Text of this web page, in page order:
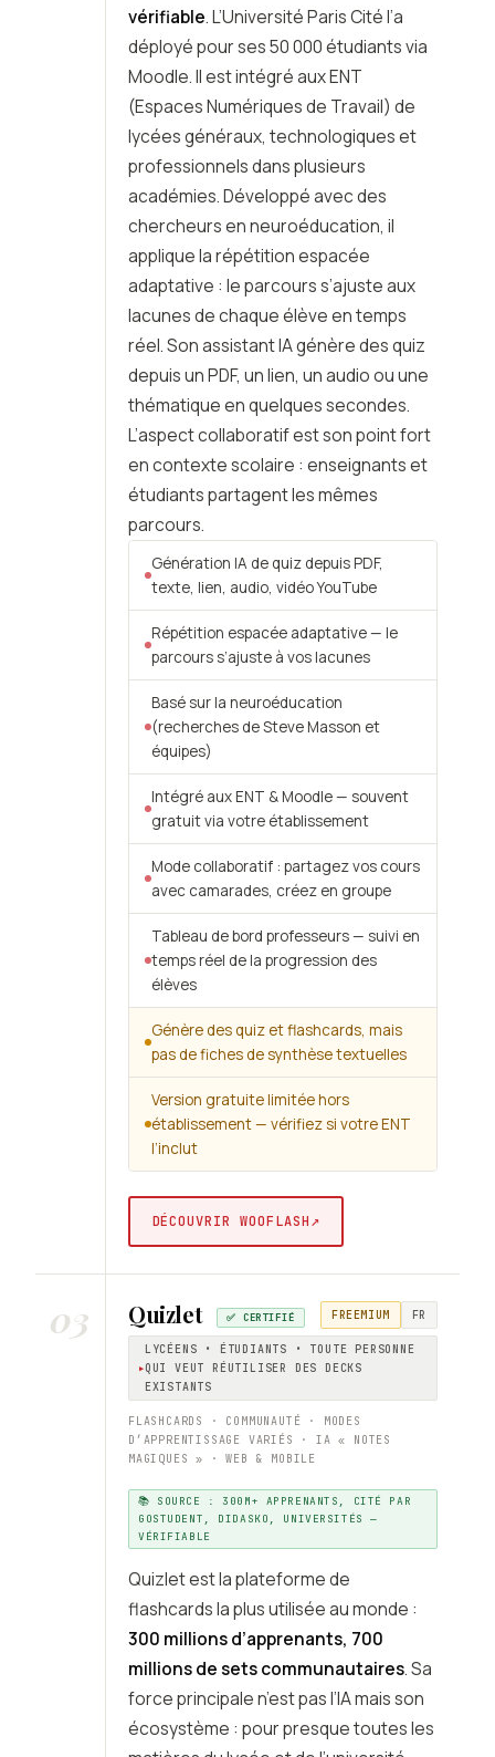
vérifiable. L’Université Paris Cité l’a
déployé pour ses 50 000 étudiants via
Moodle. Il est intégré aux ENT
(Espaces Numériques de Travail) de
lycées généraux, technologiques et
professionnels dans plusieurs
académies. Développé avec des
chercheurs en neuroéducation, il
applique la répétition espacée
adaptative : le parcours s’ajuste aux
lacunes de chaque élève en temps
réel. Son assistant IA génère des quiz
depuis un PDF, un lien, un audio ou une
thématique en quelques secondes.
L’aspect collaboratif est son point fort
en contexte scolaire : enseignants et
étudiants partagent les mêmes
parcours.
Génération IA de quiz depuis PDF,
texte, lien, audio, vidéo YouTube
Répétition espacée adaptative — le
parcours s’ajuste à vos lacunes
Basé sur la neuroéducation
(recherches de Steve Masson et
équipes)
Intégré aux ENT & Moodle — souvent
gratuit via votre établissement
Mode collaboratif : partagez vos cours
avec camarades, créez en groupe
Tableau de bord professeurs — suivi en
temps réel de la progression des
élèves
Génère des quiz et flashcards, mais
pas de fiches de synthèse textuelles
Version gratuite limitée hors
établissement — vérifiez si votre ENT
l’inclut
DÉCOUVRIR WOOFLASH↗
03 Quizlet ✅ CERTIFIÉ FREEMIUM FR
LYCÉENS • ÉTUDIANTS • TOUTE PERSONNE
QUI VEUT RÉUTILISER DES DECKS
EXISTANTS
FLASHCARDS · COMMUNAUTÉ · MODES
D’APPRENTISSAGE VARIÉS · IA « NOTES
MAGIQUES » · WEB & MOBILE
📚 SOURCE : 300M+ APPRENANTS, CITÉ PAR
GOSTUDENT, DIDASKO, UNIVERSITÉS —
VÉRIFIABLE
Quizlet est la plateforme de
flashcards la plus utilisée au monde :
300 millions d’apprenants, 700
millions de sets communautaires. Sa
force principale n’est pas l’IA mais son
écosystème : pour presque toutes les